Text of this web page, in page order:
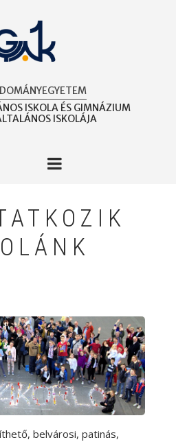
ISKOLA ÉS GIMNÁZIUM
ISKOLÁJA
belvárosi, patinás,